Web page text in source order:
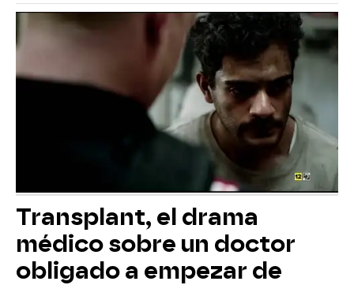
Transplant, el drama
médico sobre un doctor
obligado a empezar de